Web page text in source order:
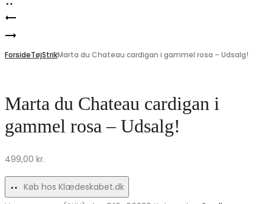
Product
navigation
Top
Ruby
Wine
nedsat
pris!
ONLY
Denimjakke
Mørkeblå
på
ForsideTøjStrikMarta du Chateau cardigan i gammel rosa – Udsalg!
Marta du Chateau cardigan i
gammel rosa – Udsalg!
499,00 kr.
Køb hos Klædeskabet.dk